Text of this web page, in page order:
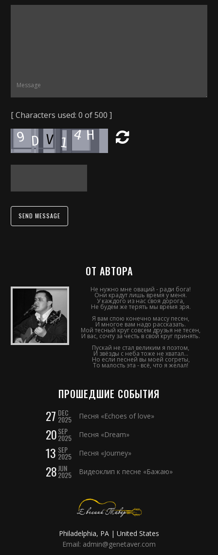
[ Characters used:0 of 500 ]
SEND MESSAGE
ОТ АВТОРА
Не нужно мне оваций - ради бога!
Они крадут лишь время у меня.
У каждого из нас своя дорога,
Не будем же терять мы время зря.
Я вам спою конечно массу песен,
И многое вам надо рассказать.
Мой тесный круг совсем друзья не тесен,
И вас, сочту за честь в свой круг принять.
Пускай не стал великим я поэтом,
И звёзды с неба тоже не хватал...
Но если песней вы моей согреты,
То малость эта - всё, что я желал!
ПРОШЕДШИЕ СОБЫТИЯ
27 DEC
2025 Песня «Echoes of love»
20SEP
2025 Песня «Dream»
13 SEP
2025 Песня «Journey»
28JUN
2025 Видеоклип к песне «Бажаю»
Philadelphia, PA | United States
Email: admin@genetaver.com